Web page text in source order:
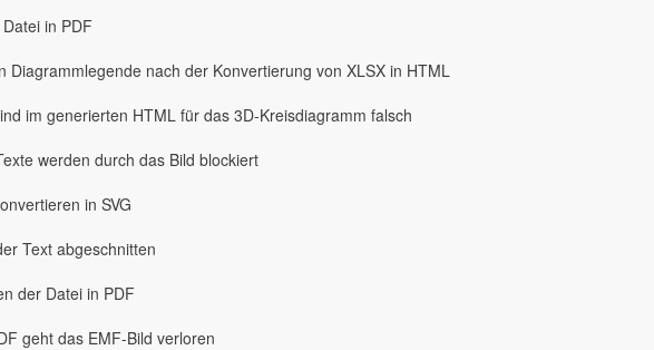
in PDF
Diagrammlegende nach der Konvertierung von XLSX in HTML
im generierten HTML für das 3D-Kreisdiagramm falsch
werden durch das Bild blockiert
in SVG
Text abgeschnitten
der Datei in PDF
geht das EMF-Bild verloren